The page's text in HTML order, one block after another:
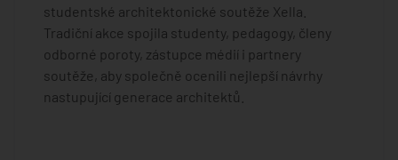
studentské architektonické soutěže Xella.
Tradiční akce spojila studenty, pedagogy, členy
odborné poroty, zástupce médií i partnery
soutěže, aby společně ocenili nejlepší návrhy
nastupující generace architektů.